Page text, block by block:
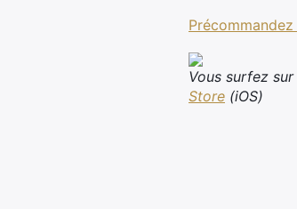
Vous surfez
Store (iOS)